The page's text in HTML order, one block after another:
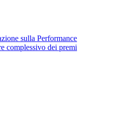
sulla Performance
complessivo dei premi